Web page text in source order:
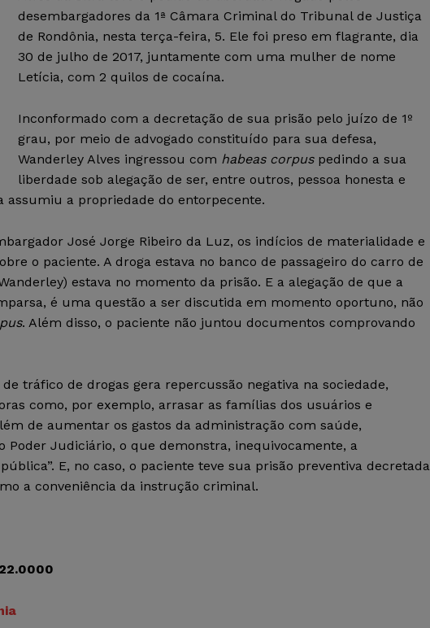
desembargadores da 1ª Câmara Criminal do Tribunal de Justiça
de Rondônia, nesta terça-feira, 5. Ele foi preso em flagrante, dia
30 de julho de 2017, juntamente com uma mulher de nome
Letícia, com 2 quilos de cocaína.
Inconformado com a decretação de sua prisão pelo juízo de 1º
grau, por meio de advogado constituído para sua defesa,
Wanderley Alves ingressou com habeas corpuspedindo a sua
liberdade sob alegação de ser, entre outros, pessoa honesta e
assumiu a propriedade do entorpecente.
José Jorge Ribeiro da Luz, os indícios de materialidade e
o paciente. A droga estava no banco de passageiro do carro de
estava no momento da prisão. E a alegação de que a
é uma questão a ser discutida em momento oportuno, não
. Além disso, o paciente não juntou documentos comprovando
tráfico de drogas gera repercussão negativa na sociedade,
como, por exemplo, arrasar as famílias dos usuários e
de aumentar os gastos da administração com saúde,
Judiciário, o que demonstra, inequivocamente, a
E, no caso, o paciente teve sua prisão preventiva decretada
a conveniência da instrução criminal.